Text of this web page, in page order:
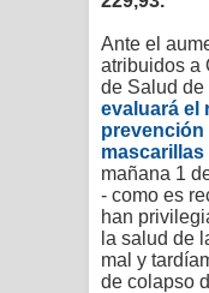
Ante el
atribuidos a
de Salud
evaluará el
mascarillas
mañana 1
- como es
han
la salud de
mal y
de colapso